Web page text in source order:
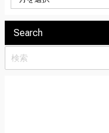
Search